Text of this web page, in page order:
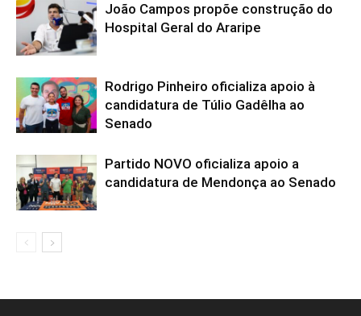
João Campos propõe construção do
Hospital Geral do Araripe
Rodrigo Pinheiro oficializa apoio à
candidatura de Túlio Gadêlha ao
Senado
Partido NOVO oficializa apoio a
candidatura de Mendonça ao Senado